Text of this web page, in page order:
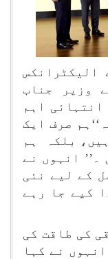
الیکٹرانکس
وزیر جناب
اہم
صرف ایک
بلکہ ہم
انہوں نے
کے لیے نئی
کیے جا رہے
کی طاقت کی
نے کہا